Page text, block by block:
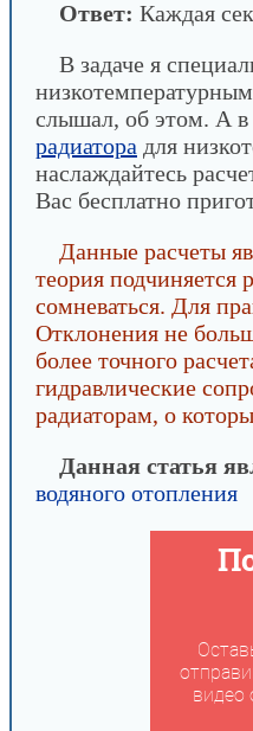
Ответ: Каждая
В задаче я
слышал, об этом. А в
радиатора для
наслаждайтесь
Вас бесплатно
Данные расчеты
теория
сомневаться. Для
Отклонения не
более точного
гидравлические
радиаторам, о
Данная статья
водяного отопления
видео